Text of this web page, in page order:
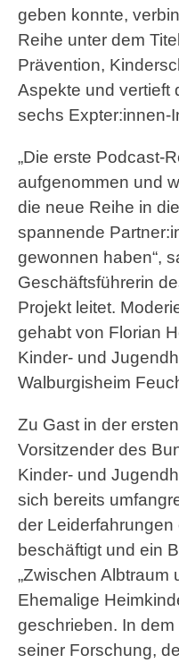
geben konnte,
Reihe unter dem
Prävention,
Aspekte und vertieft
sechs Expter:innen-
„Die erste Podcast-
aufgenommen und
die neue Reihe in
spannende
gewonnen haben“,
Geschäftsführerin
Projekt leitet.
gehabt von Florian
Kinder- und
Walburgisheim
Zu Gast in der
Vorsitzender des
Kinder- und
sich bereits
der
beschäftigt und ein
„Zwischen Albtraum
Ehemalige
geschrieben. In
seiner Forschung,